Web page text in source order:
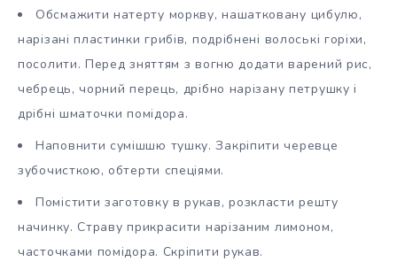
Обсмажити натерту моркву, нашатковану цибулю,
нарізані пластинки грибів, подрібнені волоські горіхи,
посолити. Перед зняттям з вогню додати варений рис,
чебрець, чорний перець, дрібно нарізану петрушку і
дрібні шматочки помідора.
Наповнити сумішшю тушку. Закріпити черевце
зубочисткою, обтерти спеціями.
Помістити заготовку в рукав, розкласти решту
начинку. Страву прикрасити нарізаним лимоном,
часточками помідора. Скріпити рукав.